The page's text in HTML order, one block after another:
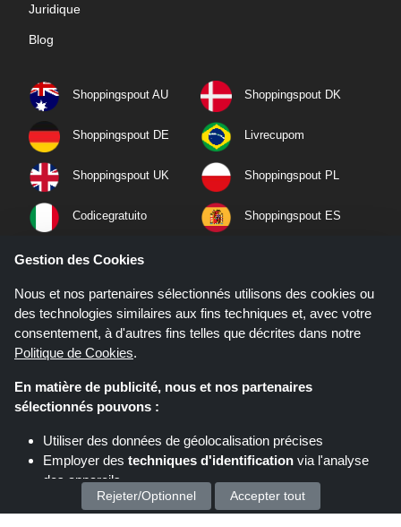
Juridique
Blog
Shoppingspout AU Shoppingspout DK
Shoppingspout DE Livrecupom
Shoppingspout UK Shoppingspout PL
Codicegratuito Shoppingspout ES
Shoppingspout NL
Shoppingspout PT Shoppingspout NO
Gestion des Cookies
Nous et nos partenaires sélectionnés utilisons des cookies ou
des technologies similaires aux fins techniques et, avec votre
consentement, à d'autres fins telles que décrites dans notre
Politique de Cookies.
En matière de publicité, nous et nos partenaires
sélectionnés pouvons :
Utiliser des données de géolocalisation précises
Employer des techniques d'identification via l'analyse
des appareils
Stocker et/ou accéder à des informations sur un appareil
Rejeter/Optionnel Accepter tout